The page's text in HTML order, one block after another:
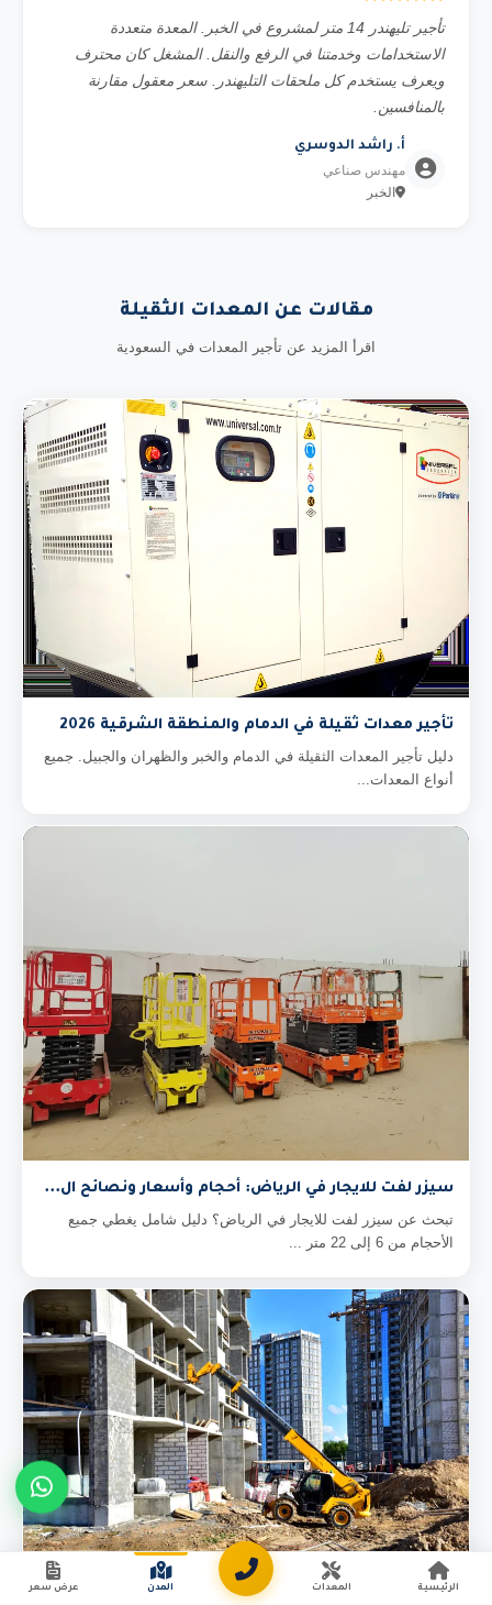
تأجير تليهندر 14 متر لمشروع في الخبر. المعدة متعددة
الاستخدامات وخدمتنا في الرفع والنقل. المشغل كان محترف
ويعرف يستخدم كل ملحقات التليهندر. سعر معقول مقارنة
بالمنافسين.
أ. راشد الدوسري
مهندس صناعي
الخبر
مقالات عن المعدات الثقيلة
اقرأ المزيد عن تأجير المعدات في السعودية
تأجير معدات ثقيلة في الدمام والمنطقة الشرقية 2026
دليل تأجير المعدات الثقيلة في الدمام والخبر والظهران والجبيل. جميع
أنواع المعدات...
سيزر لفت للايجار في الرياض: أحجام وأسعار ونصائح ال...
تبحث عن سيزر لفت للايجار في الرياض؟ دليل شامل يغطي جميع
الأحجام من 6 إلى 22 متر ...
الرئيسية المعدات المدن عرض سعر